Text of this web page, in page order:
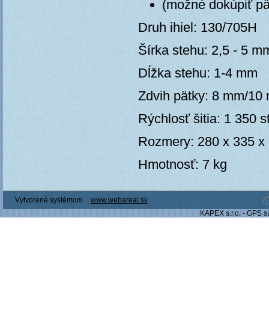
(možné dokúpiť
Druh ihiel: 130/705H
Šírka stehu: 2,5 - 5
Dĺžka stehu: 1-4 mm
Zdvih pätky: 8 mm/10
Rýchlosť šitia: 1 350
Rozmery: 280 x 335 x
Hmotnosť: 7 kg
Vytvorené systémom
www.webareal.sk
KAPEX s.r.o. - GPS